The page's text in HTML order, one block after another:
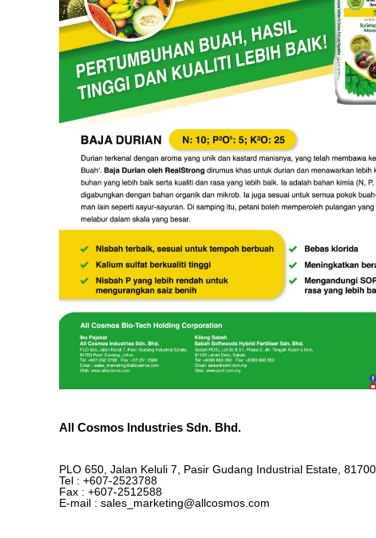
All Cosmos Industries Sdn. Bhd.
PLO 650, Jalan Keluli 7, Pasir Gudang Industrial Estate,
Tel : +607-2523788
Fax : +607-2512588
E-mail : sales_marketing@allcosmos.com